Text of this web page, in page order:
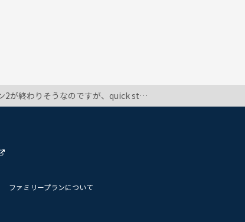
からなかったので質問させて頂きました。 どのように行われるのか、予習が必要か、どれくらい難しいのか、不安でいっぱいです…。
ファミリープランについて